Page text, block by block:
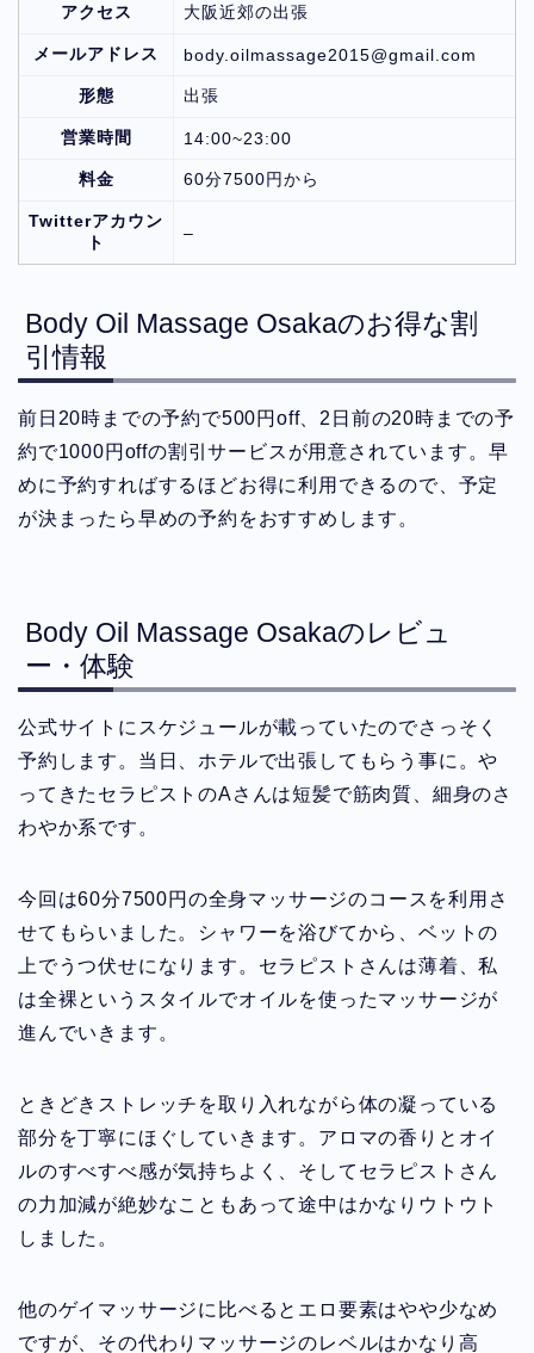
アクセス 大阪近郊の出張
メールアドレス body.oilmassage2015@gmail.com
形態 出張
営業時間 14:00~23:00
料金 60分7500円から
Twitterアカウン
ト
–
Body Oil Massage Osakaのお得な割
引情報
前日20時までの予約で500円off、2日前の20時までの予
約で1000円offの割引サービスが用意されています。早
めに予約すればするほどお得に利用できるので、予定
が決まったら早めの予約をおすすめします。
Body Oil Massage Osakaのレビュ
ー・体験
公式サイトにスケジュールが載っていたのでさっそく
予約します。当日、ホテルで出張してもらう事に。や
ってきたセラピストのAさんは短髪で筋肉質、細身のさ
わやか系です。
今回は60分7500円の全身マッサージのコースを利用さ
せてもらいました。シャワーを浴びてから、ベットの
上でうつ伏せになります。セラピストさんは薄着、私
は全裸というスタイルでオイルを使ったマッサージが
進んでいきます。
ときどきストレッチを取り入れながら体の凝っている
部分を丁寧にほぐしていきます。アロマの香りとオイ
ルのすべすべ感が気持ちよく、そしてセラピストさん
の力加減が絶妙なこともあって途中はかなりウトウト
しました。
他のゲイマッサージに比べるとエロ要素はやや少なめ
ですが、その代わりマッサージのレベルはかなり高